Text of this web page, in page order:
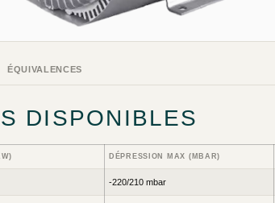
ÉQUIVALENCES
DISPONIBLES
DÉPRESSION MAX (MBAR)
-220/210 mbar